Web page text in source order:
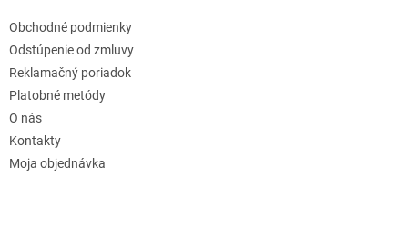
Obchodné podmienky
Odstúpenie od zmluvy
Reklamačný poriadok
Platobné metódy
O nás
Kontakty
Moja objednávka